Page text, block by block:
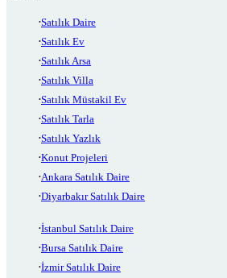
Satılık Daire
Satılık Ev
Satılık Arsa
Satılık Villa
Satılık Müstakil Ev
Satılık Tarla
Satılık Yazlık
Konut Projeleri
Ankara Satılık Daire
Diyarbakır Satılık Daire
İstanbul Satılık Daire
Bursa Satılık Daire
İzmir Satılık Daire